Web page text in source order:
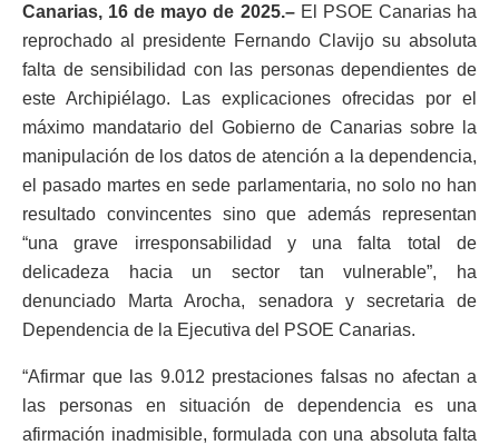
Canarias, 16 de mayode 2025.– El PSOE Canarias ha
reprochado al presidente Fernando Clavijo su absoluta
falta de sensibilidad con las personas dependientes de
este Archipiélago. Las explicaciones ofrecidas por el
máximo mandatario del Gobierno de Canarias sobre la
manipulación de los datos de atención a la dependencia,
el pasado martes en sede parlamentaria, no solo no han
resultado convincentes sino que además representan
“una grave irresponsabilidad y una falta total de
delicadeza hacia un sector tan vulnerable”, ha
denunciado Marta Arocha, senadora y secretaria de
Dependencia de la Ejecutiva del PSOE Canarias.
“Afirmar que las 9.012 prestaciones falsas no afectan a
las personas en situación de dependencia es una
afirmación inadmisible, formulada con una absoluta falta